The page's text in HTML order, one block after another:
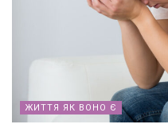
ЖИТТЯ ЯК ВОНО Є